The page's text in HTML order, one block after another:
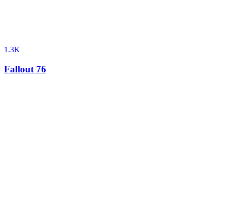
1.3K
Fallout 76